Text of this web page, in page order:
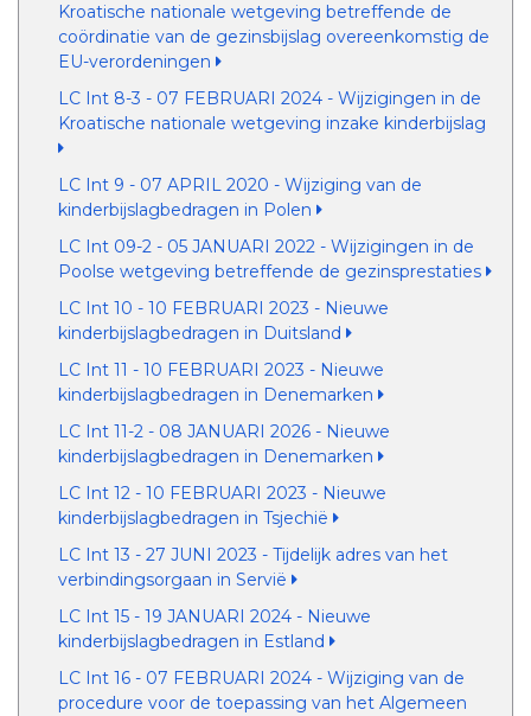
Kroatische nationale wetgeving betreffende de
coördinatie van de gezinsbijslag overeenkomstig de
EU-verordeningen
LC Int 8-3 - 07 FEBRUARI 2024 - Wijzigingen in de
Kroatische nationale wetgeving inzake kinderbijslag
LC Int 9 - 07 APRIL 2020 - Wijziging van de
kinderbijslagbedragen in Polen
LC Int 09-2 - 05 JANUARI 2022 - Wijzigingen in de
Poolse wetgeving betreffende de gezinsprestaties
LC Int 10 - 10 FEBRUARI 2023 - Nieuwe
kinderbijslagbedragen in Duitsland
LC Int 11 - 10 FEBRUARI 2023 - Nieuwe
kinderbijslagbedragen in Denemarken
LC Int 11-2 - 08 JANUARI 2026 - Nieuwe
kinderbijslagbedragen in Denemarken
LC Int 12 - 10 FEBRUARI 2023 - Nieuwe
kinderbijslagbedragen in Tsjechië
LC Int 13 - 27 JUNI 2023 - Tijdelijk adres van het
verbindingsorgaan in Servië
LC Int 15 - 19 JANUARI 2024 - Nieuwe
kinderbijslagbedragen in Estland
LC Int 16 - 07 FEBRUARI 2024 - Wijziging van de
procedure voor de toepassing van het Algemeen